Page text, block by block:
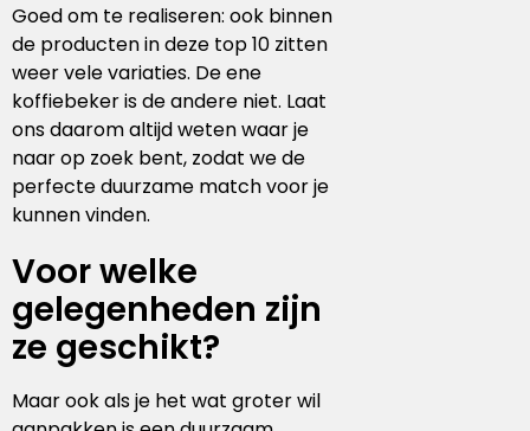
Goed om te realiseren: ook binnen
de producten in deze top 10 zitten
weer vele variaties. De ene
koffiebeker is de andere niet. Laat
ons daarom altijd weten waar je
naar op zoek bent, zodat we de
perfecte duurzame match voor je
kunnen vinden.
Voor welke
gelegenheden zijn
ze geschikt?
Maar ook als je het wat groter wil